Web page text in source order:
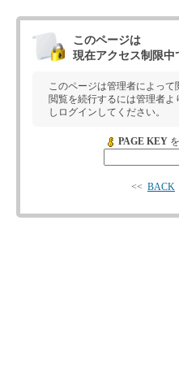
このページは
現在アクセス制限中
このページは管理者によって
閲覧を続行するには管理者よ
しログインしてください。
PAGE KEY
<< BACK